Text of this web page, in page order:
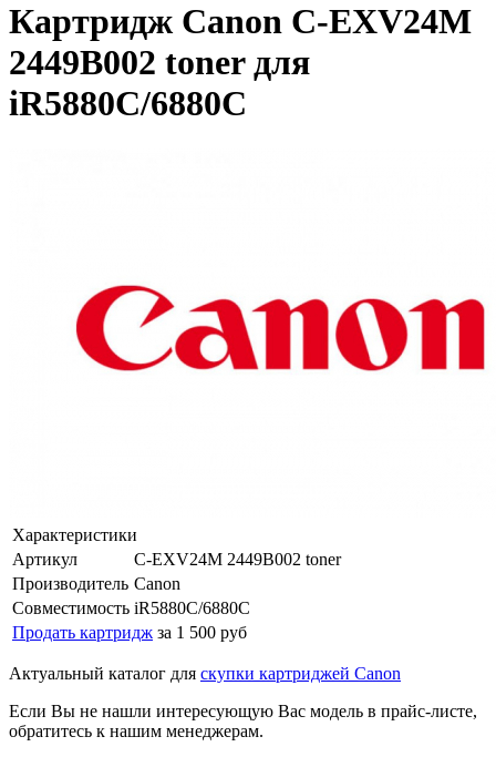
Картридж Canon C-EXV24M
2449B002 toner для
iR5880C/6880C
Характеристики
Артикул
C-EXV24M 2449B002 toner
Производитель Canon
Совместимость iR5880C/6880C
Продать картридж за 1 500 руб
Актуальный каталог для скупки картриджей Canon
Если Вы не нашли интересующую Вас модель в прайс-листе,
обратитесь к нашим менеджерам.